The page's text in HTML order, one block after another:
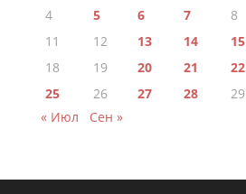
4
5 6 7 8
11
12 13 14 15
18
19 20 21 22
25
26 27 28 29
« Июл
Сен »